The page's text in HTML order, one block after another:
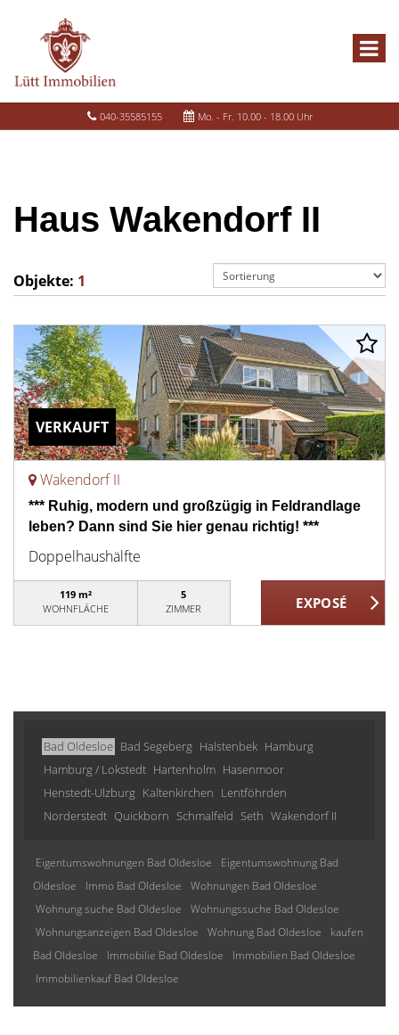
040-35585155 Mo. - Fr. 10.00 - 18.00 Uhr
Haus Wakendorf II
Objekte: 1
VERKAUFT
Wakendorf II
*** Ruhig, modern und großzügig in Feldrandlage
leben? Dann sind Sie hier genau richtig! ***
Doppelhaushälfte
119 m²
WOHNFLÄCHE
5
ZIMMER
Bad Oldesloe Bad Segeberg Halstenbek Hamburg
Hamburg / Lokstedt Hartenholm Hasenmoor
Henstedt-Ulzburg Kaltenkirchen Lentföhrden
Norderstedt Quickborn Schmalfeld Seth Wakendorf II
Eigentumswohnungen Bad Oldesloe
Eigentumswohnung Bad
Oldesloe
Immo Bad Oldesloe
Wohnungen Bad Oldesloe
Wohnung suche Bad Oldesloe
Wohnungssuche Bad Oldesloe
Wohnungsanzeigen Bad Oldesloe
Wohnung Bad Oldesloe
kaufen
Bad Oldesloe
Immobilie Bad Oldesloe
Immobilien Bad Oldesloe
Immobilienkauf Bad Oldesloe